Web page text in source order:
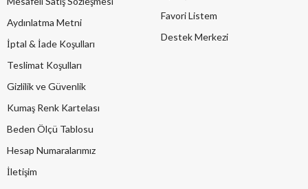
Aydınlatma Metni
İptal & İade Koşulları
Teslimat Koşulları
Gizlilik ve Güvenlik
Kumaş Renk Kartelası
Beden Ölçü Tablosu
Hesap Numaralarımız
İletişim
Favori Listem
Destek Merkezi